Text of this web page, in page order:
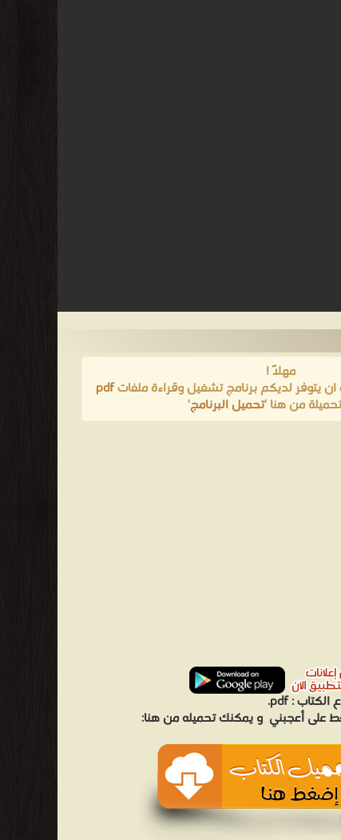
مهلاً !
يتوفر لديكم برنامج تشغيل وقراءة ملفاتpdf
من هنا 'تحميل البرنامج'
الكتاب :pdf.
على أعجبني و يمكنك تحميله من هنا: